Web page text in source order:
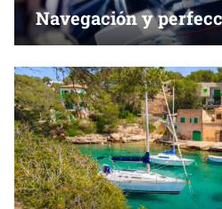
Navegación y